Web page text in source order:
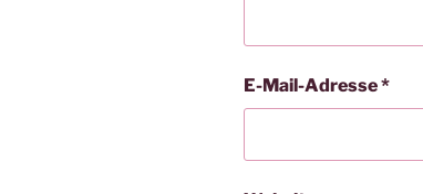
E-Mail-Adresse*